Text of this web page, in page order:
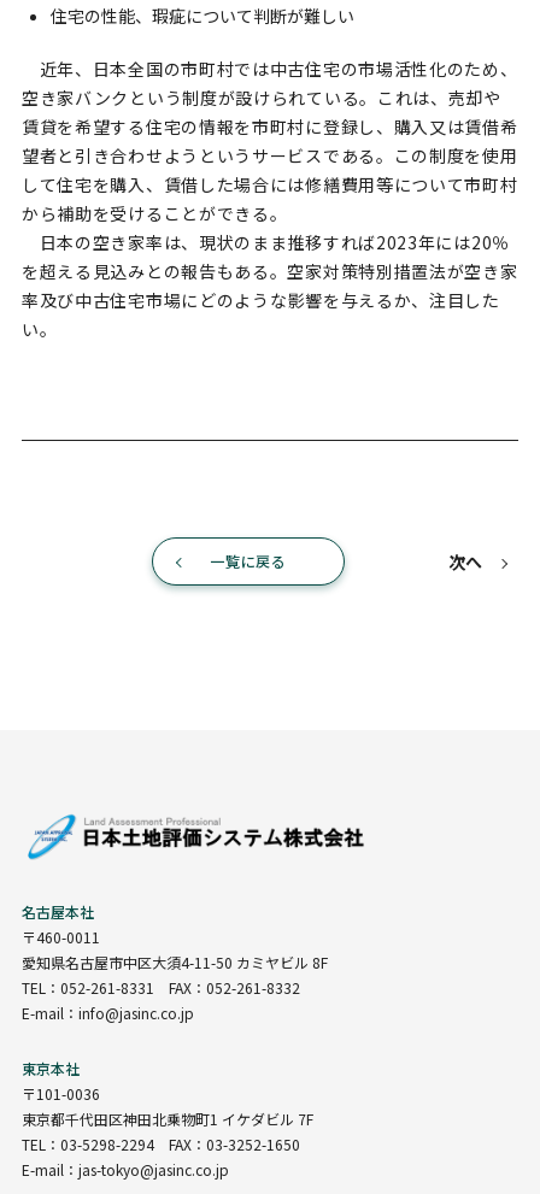
住宅の性能、瑕疵について判断が難しい
近年、日本全国の市町村では中古住宅の市場活性化のため、
空き家バンクという制度が設けられている。これは、売却や
賃貸を希望する住宅の情報を市町村に登録し、購入又は賃借希
望者と引き合わせようというサービスである。この制度を使用
して住宅を購入、賃借した場合には修繕費用等について市町村
から補助を受けることができる。
日本の空き家率は、現状のまま推移すれば2023年には20％
を超える見込みとの報告もある。空家対策特別措置法が空き家
率及び中古住宅市場にどのような影響を与えるか、注目した
い。
一覧に戻る 次へ
名古屋本社
〒460-0011
愛知県名古屋市中区大須4-11-50 カミヤビル 8F
TEL：052-261-8331 FAX：052-261-8332
E-mail：info@jasinc.co.jp
東京本社
〒101-0036
東京都千代田区神田北乗物町1 イケダビル 7F
TEL：03-5298-2294 FAX：03-3252-1650
E-mail：jas-tokyo@jasinc.co.jp